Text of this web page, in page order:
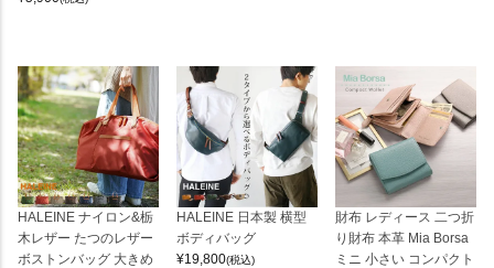
HALEINE ナイロン&栃
木レザー たつのレザー
ボストンバッグ 大きめ
HALEINE 日本製 横型
ボディバッグ
¥19,800(税込)
財布 レディース 二つ折
り財布 本革 Mia Borsa
ミニ 小さい コンパクト